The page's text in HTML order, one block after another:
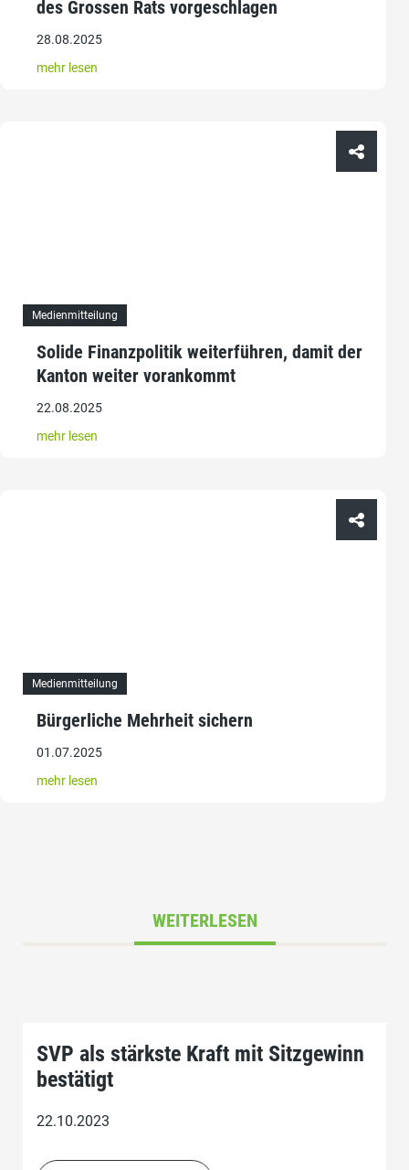
des Grossen Rats vorgeschlagen
28.08.2025
mehr lesen
Medienmitteilung
Solide Finanzpolitik weiterführen, damit der
Kanton weiter vorankommt
22.08.2025
mehr lesen
Medienmitteilung
Bürgerliche Mehrheit sichern
01.07.2025
mehr lesen
WEITERLESEN
SVP als stärkste Kraft mit Sitzgewinn
bestätigt
22.10.2023